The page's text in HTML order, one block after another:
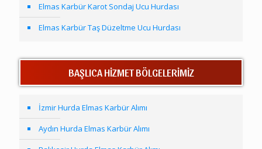
Elmas Karbür Karot Sondaj Ucu Hurdası
Elmas Karbür Taş Düzeltme Ucu Hurdası
BAŞLICA HİZMET BÖLGELERİMİZ
İzmir Hurda Elmas Karbür Alımı
Aydın Hurda Elmas Karbür Alımı